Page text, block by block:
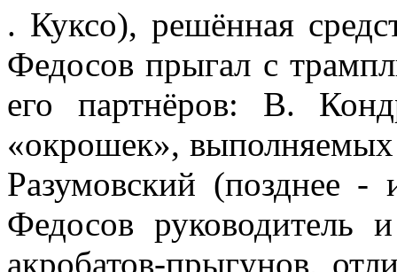
. Куксо), решённая
Федосов прыгал с
его партнёров: В.
«окрошек»,
Разумовский (позднее
Федосов руководитель
акробатов-прыгунов,